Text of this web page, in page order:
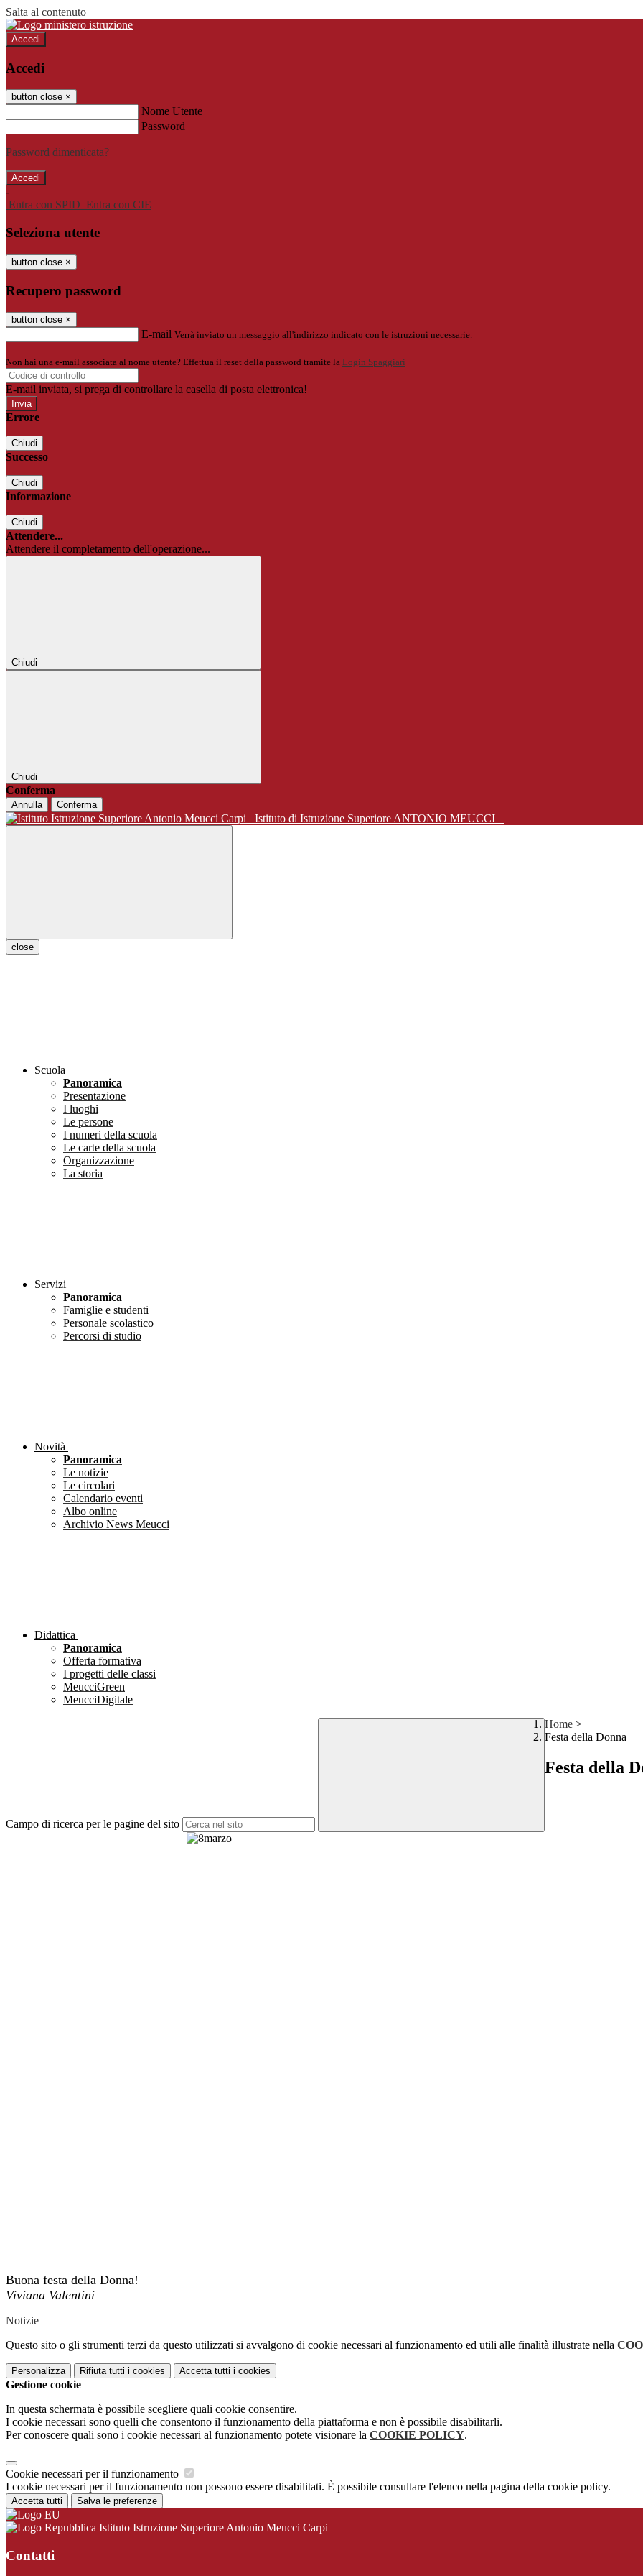
Salta al contenuto
Accedi
Accedi
button close ×
Nome Utente
Password
Password dimenticata?
-
Entra con SPID Entra con CIE
Seleziona utente
button close ×
Recupero password
button close ×
E-mail Verrà inviato un messaggio all'indirizzo indicato con le istruzioni necessarie.
Non hai una e-mail associata al nome utente? Effettua il reset della password tramite la Login Spaggiari
E-mail inviata, si prega di controllare la casella di posta elettronica!
Errore
Chiudi
Successo
Chiudi
Informazione
Chiudi
Attendere...
Attendere il completamento dell'operazione...
Chiudi
Chiudi
Conferma
Annulla Conferma
Istituto di Istruzione Superiore ANTONIO MEUCCI
close
Scuola
Panoramica
Presentazione
I luoghi
Le persone
I numeri della scuola
Le carte della scuola
Organizzazione
La storia
Servizi
Panoramica
Famiglie e studenti
Personale scolastico
Percorsi di studio
Novità
Panoramica
Le notizie
Le circolari
Calendario eventi
Albo online
Archivio News Meucci
Didattica
Panoramica
Offerta formativa
I progetti delle classi
MeucciGreen
MeucciDigitale
Campo di ricerca per le pagine del sito
Home >
Festa della Donna
Festa della
Buona festa della Donna!
Viviana Valentini
Notizie
Questo sito o gli strumenti terzi da questo utilizzati si avvalgono di cookie necessari al funzionamento ed utili alle finalità illustrate nella
Personalizza Rifiuta tutti i cookies Accetta tutti i cookies
Gestione cookie
In questa schermata è possibile scegliere quali cookie consentire.
I cookie necessari sono quelli che consentono il funzionamento della piattaforma e non è possibile disabilitarli.
Per conoscere quali sono i cookie necessari al funzionamento potete visionare la COOKIE POLICY.
Cookie necessari per il funzionamento
I cookie necessari per il funzionamento non possono essere disabilitati. È possibile consultare l'elenco nella pagina della cookie policy.
Accetta tutti Salva le preferenze
Istituto Istruzione Superiore Antonio Meucci Carpi
Contatti